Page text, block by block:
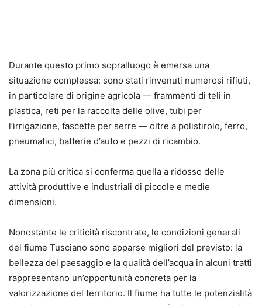
Durante questo primo sopralluogo è emersa una
situazione complessa: sono stati rinvenuti numerosi rifiuti,
in particolare di origine agricola — frammenti di teli in
plastica, reti per la raccolta delle olive, tubi per
l’irrigazione, fascette per serre — oltre a polistirolo, ferro,
pneumatici, batterie d’auto e pezzi di ricambio.
La zona più critica si conferma quella a ridosso delle
attività produttive e industriali di piccole e medie
dimensioni.
Nonostante le criticità riscontrate, le condizioni generali
del fiume Tusciano sono apparse migliori del previsto: la
bellezza del paesaggio e la qualità dell’acqua in alcuni tratti
rappresentano un’opportunità concreta per la
valorizzazione del territorio. Il fiume ha tutte le potenzialità